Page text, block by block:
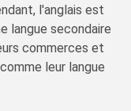
l'anglais est
langue secondaire
commerces et
leur langue